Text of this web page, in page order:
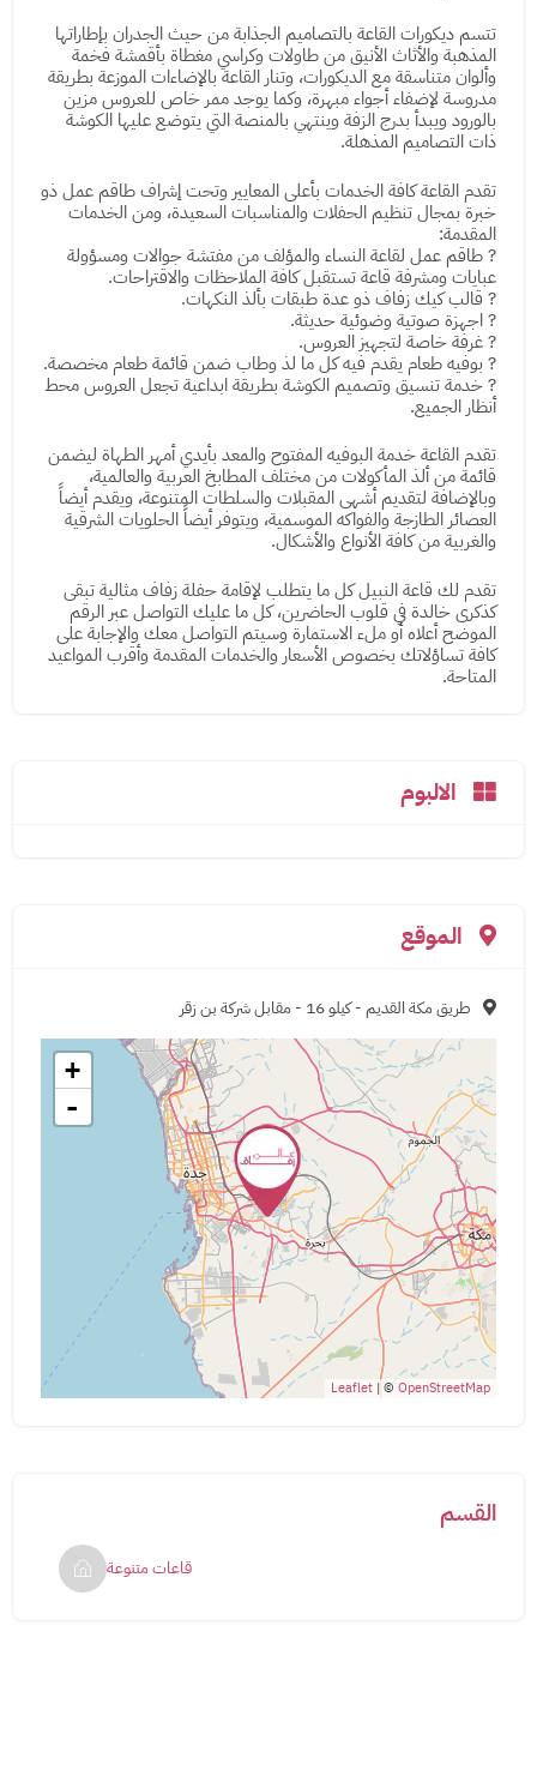
تتسم ديكورات القاعة بالتصاميم الجذابة من حيث الجدران بإطاراتها
المذهبة والأثاث الأنيق من طاولات وكراسي مغطاة بأقمشة فخمة
وألوان متناسقة مع الديكورات، وتنار القاعة بالإضاءات الموزعة بطريقة
مدروسة لإضفاء أجواء مبهرة، وكما يوجد ممر خاص للعروس مزين
بالورود ويبدأ بدرج الزفة وينتهي بالمنصة التي يتوضع عليها الكوشة
ذات التصاميم المذهلة.
تقدم القاعة كافة الخدمات بأعلى المعايير وتحت إشراف طاقم عمل ذو
خبرة بمجال تنظيم الحفلات والمناسبات السعيدة، ومن الخدمات
المقدمة:
? طاقم عمل لقاعة النساء والمؤلف من مفتشة جوالات ومسؤولة
عبايات ومشرفة قاعة تستقبل كافة الملاحظات والاقتراحات.
? قالب كيك زفاف ذو عدة طبقات بألذ النكهات.
? اجهزة صوتية وضوئية حديثة.
? غرفة خاصة لتجهيز العروس.
? بوفيه طعام يقدم فيه كل ما لذ وطاب ضمن قائمة طعام مخصصة.
? خدمة تنسيق وتصميم الكوشة بطريقة ابداعية تجعل العروس محط
أنظار الجميع.
تقدم القاعة خدمة البوفيه المفتوح والمعد بأيدي أمهر الطهاة ليضمن
قائمة من ألذ المأكولات من مختلف المطابخ العربية والعالمية،
وبالإضافة لتقديم أشهى المقبلات والسلطات المتنوعة، ويقدم أيضاً
العصائر الطازجة والفواكه الموسمية، ويتوفر أيضاً الحلويات الشرقية
والغربية من كافة الأنواع والأشكال.
تقدم لك قاعة النبيل كل ما يتطلب لإقامة حفلة زفاف مثالية تبقى
كذكرى خالدة في قلوب الحاضرين، كل ما عليك التواصل عبر الرقم
الموضح أعلاه أو ملء الاستمارة وسيتم التواصل معك والإجابة على
كافة تساؤلاتك بخصوص الأسعار والخدمات المقدمة وأقرب المواعيد
المتاحة.
الالبوم
الموقع
طريق مكة القديم - كيلو 16 - مقابل شركة بن زقر
+
-
Leaflet | ©OpenStreetMap
القسم
قاعات متنوعة